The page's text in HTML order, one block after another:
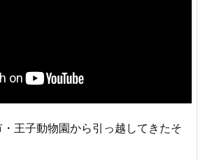
王子動物園から引っ越してきたそ